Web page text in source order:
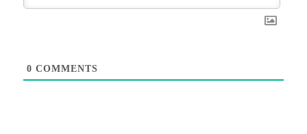
0 COMMENTS